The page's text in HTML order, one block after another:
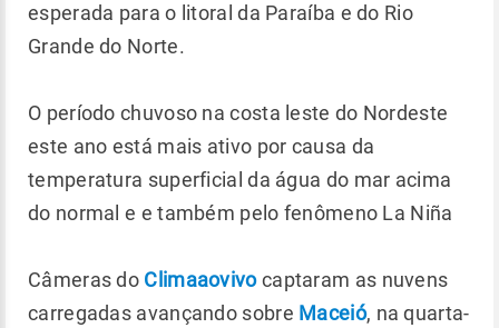
esperada para o litoral da Paraíba e do Rio
Grande do Norte.
O período chuvoso na costa leste do Nordeste
este ano está mais ativo por causa da
temperatura superficial da água do mar acima
do normal e e também pelo fenômeno La Niña
Câmeras do Climaaovivocaptaram as nuvens
carregadas avançando sobre Maceió, na quarta-